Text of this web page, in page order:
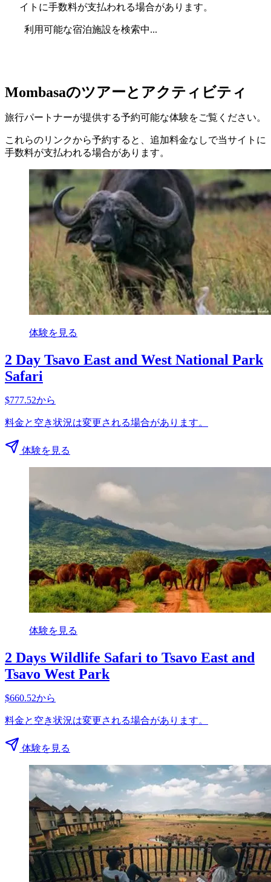
イトに手数料が支払われる場合があります。
利用可能な宿泊施設を検索中...
Mombasaのツアーとアクティビティ
旅行パートナーが提供する予約可能な体験をご覧ください。
これらのリンクから予約すると、追加料金なしで当サイトに
手数料が支払われる場合があります。
体験を見る
2 Day Tsavo East and West National Park
Safari
$777.52から
料金と空き状況は変更される場合があります。
体験を見る
体験を見る
2 Days Wildlife Safari to Tsavo East and
Tsavo West Park
$660.52から
料金と空き状況は変更される場合があります。
体験を見る